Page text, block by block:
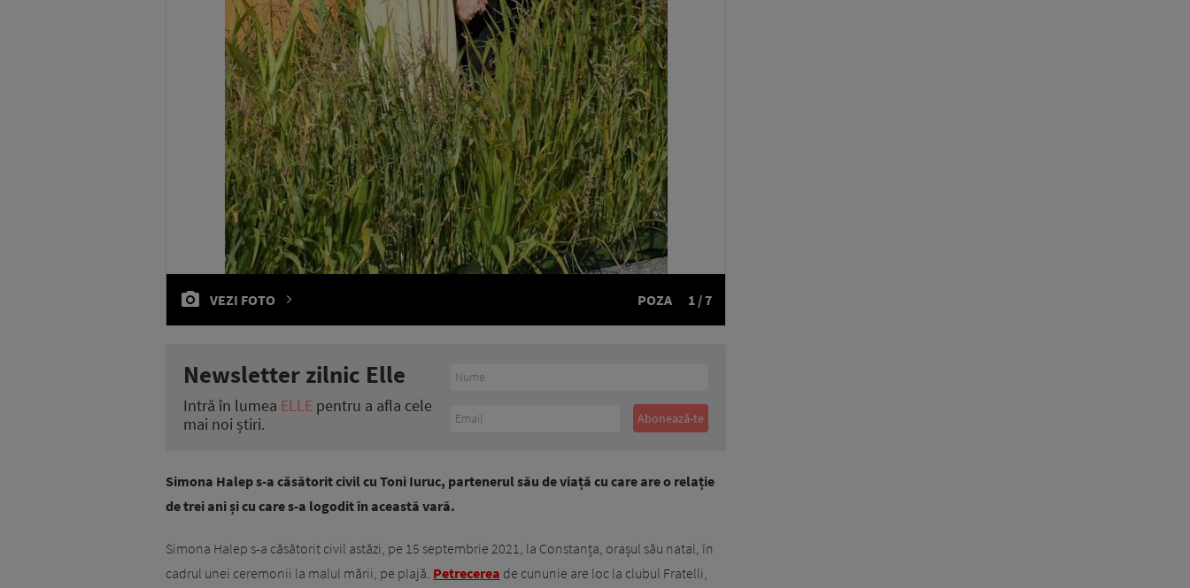
VEZI FOTO POZA 1 / 7
Newsletter zilnic Elle
Intră în lumea ELLE pentru a afla cele
mai noi știri.
Simona Halep s-a căsătorit civil cu Toni Iuruc, partenerul său de viață cu care are o relație
de trei ani și cu care s-a logodit în această vară.
Simona Halep s-a căsătorit civil astăzi, pe 15 septembrie 2021, la Constanța, orașul său natal, în
cadrul unei ceremonii la malul mării, pe plajă. Petrecerea de cununie are loc la clubul Fratelli,